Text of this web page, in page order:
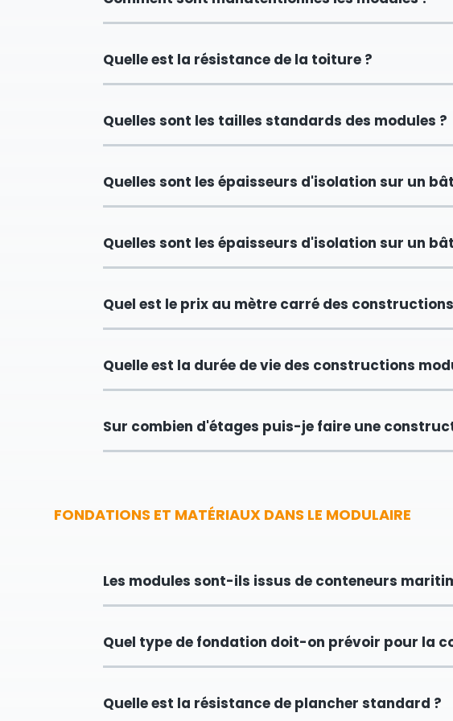
Quelle est la résistance de la toiture ?
Quelles sont les tailles standards des modules ?
Quelles sont les épaisseurs d'isolation sur un
Quelles sont les épaisseurs d'isolation sur un
Quel est le prix au mètre carré des
Quelle est la durée de vie des constructions
Sur combien d'étages puis-je faire une
FONDATIONS ET MATÉRIAUX DANS LE MODULAIRE
Les modules sont-ils issus de conteneurs
Quel type de fondation doit-on prévoir pour la
Quelle est la résistance de plancher standard ?